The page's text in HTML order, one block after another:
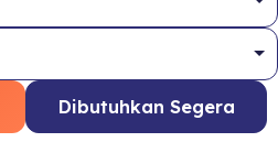
Dibutuhkan Segera